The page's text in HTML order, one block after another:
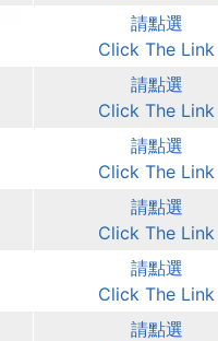
請點選
Click The Link
請點選
Click The Link
請點選
Click The Link
請點選
Click The Link
請點選
Click The Link
請點選